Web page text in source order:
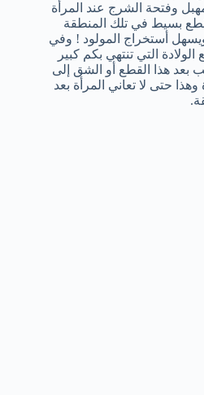
وفتحة الشرج عند المرأة
قطع بسيط في تلك المنطقة
أستخراج المولود ! وفي
التي تنتهي بكم كبير
بعد هذا القطع أو الشق إلى
حتى لا تعاني المرأة بعد